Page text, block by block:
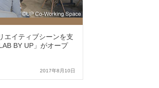
エイティブシーンを支
BY UP」がオープ
2017年8月10日